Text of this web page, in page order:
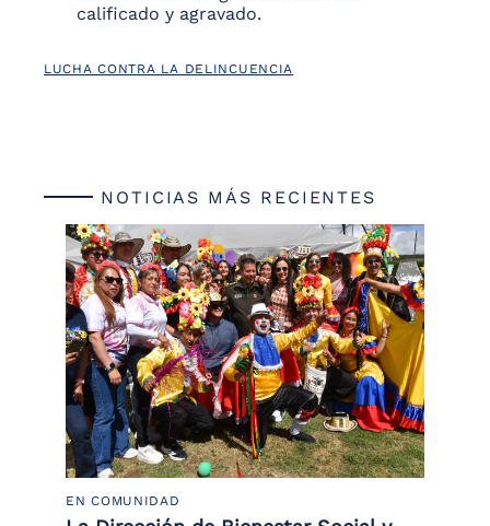
calificado y agravado.
LUCHA CONTRA LA DELINCUENCIA
NOTICIAS MÁS RECIENTES
EN COMUNIDAD